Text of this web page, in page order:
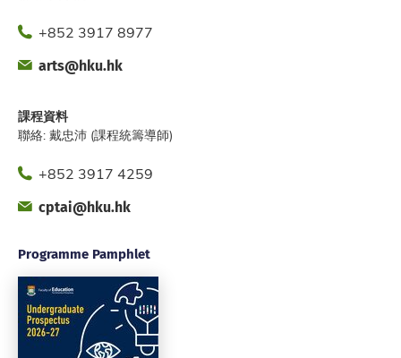
Phone+852 3917 8977
Fax
Emailarts@hku.hk
課程資料
聯絡: 戴忠沛 (課程統籌導師)
Phone+852 3917 4259
Fax
Emailcptai@hku.hk
Programme Pamphlet